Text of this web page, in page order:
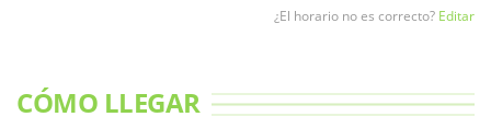
¿El horario no es correcto? Editar
CÓMO LLEGAR